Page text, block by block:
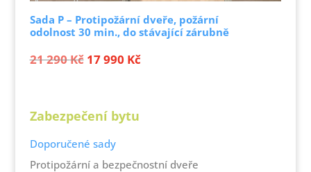
Sada P – Protipožární dveře, požární
odolnost 30 min., do stávající zárubně
21 290Kč Původní
17 990 KčAktuální
Zabezpečení bytu
Doporučené sady
Protipožární a bezpečnostní dveře